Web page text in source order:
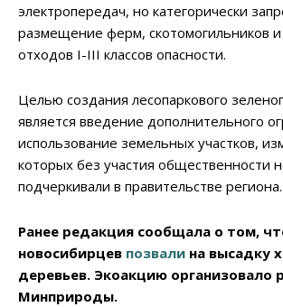
электропередач, но категорически
размещение ферм, скотомогильников и
отходов I-III классов опасности.
Целью создания лесопаркового
является введение дополнительного
использование земельных участков,
которых без участия общественности
подчеркивали в правительстве региона.
Ранее редакция сообщала о том,
новосибирцев позвали на высадку
деревьев. Экоакцию организовало
Минприроды.